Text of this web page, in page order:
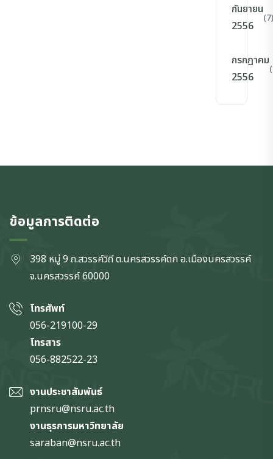
กันยายน
2556
(7)
กรกฎาคม
2556
ข้อมูลการติดต่อ
398 หมู่ 9 ถ.สวรรค์วิถี ต.นครสวรรค์ตก อ.เมืองนครสวรรค์
จ.นครสวรรค์60000
โทรศัพท์
056-219100-29
โทรสาร
056-882522-23
งานประชาสัมพันธ์
prnsru@nsru.ac.th
งานธุรการมหาวิทยาลัย
saraban@nsru.ac.th